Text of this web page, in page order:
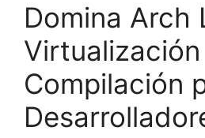
Domina Arch
Compilación